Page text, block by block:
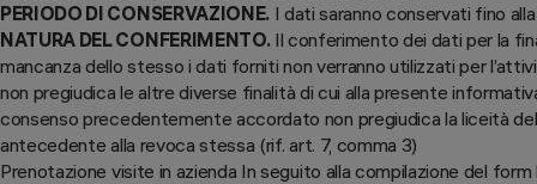
PERIODO DI CONSERVAZIONE. I dati saranno conservati fino
NATURA DEL CONFERIMENTO.Il conferimento dei dati per la
mancanza dello stesso i dati forniti non verranno utilizzati per
non pregiudica le altre diverse finalità di cui alla presente
consenso precedentemente accordato non pregiudica la liceità
antecedente alla revoca stessa (rif. art. 7, comma 3)
Prenotazione visite in azienda In seguito alla compilazione del